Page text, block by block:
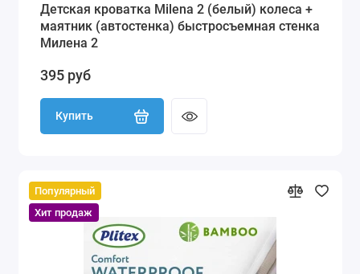
Детская кроватка Milena 2 (белый) колеса +
маятник (автостенка) быстросъемная стенка
Милена 2
395 руб
Купить
Популярный
Хит продаж